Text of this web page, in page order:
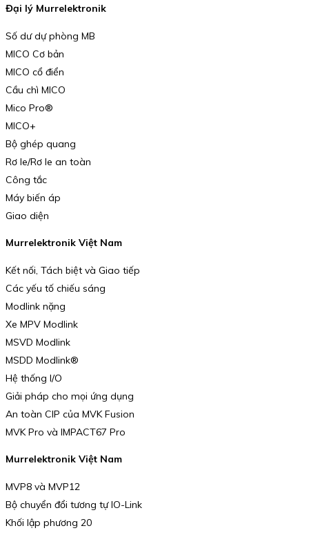
Đại lý Murrelektronik
Số dư dự phòng MB
MICO Cơ bản
MICO cổ điển
Cầu chì MICO
Mico Pro®
MICO+
Bộ ghép quang
Rơ le/Rơ le an toàn
Công tắc
Máy biến áp
Giao diện
Murrelektronik Việt Nam
Kết nối, Tách biệt và Giao tiếp
Các yếu tố chiếu sáng
Modlink nặng
Xe MPV Modlink
MSVD Modlink
MSDD Modlink®
Hệ thống I/O
Giải pháp cho mọi ứng dụng
An toàn CIP của MVK Fusion
MVK Pro và IMPACT67 Pro
Murrelektronik Việt Nam
MVP8 và MVP12
Bộ chuyển đổi tương tự IO-Link
Khối lập phương 20